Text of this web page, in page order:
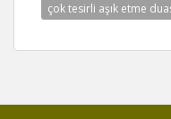
çok tesirli aşık etme